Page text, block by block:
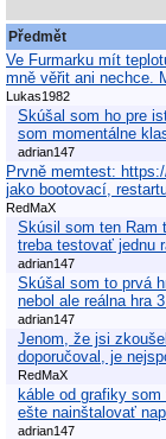
Předmět
Ve Furmarku mít
mně věřit ani nechce.
Lukas1982
Skúšal som ho pre
som momentálne
adrian147
Prvně memtest:
jako bootovací,
RedMaX
Skúsil som ten Ram
treba testovať jednu
adrian147
Skúšal som to prvá
nebol ale reálna hra
adrian147
Jenom, že jsi
doporučoval, je
RedMaX
káble od grafiky
ešte nainštalovať
adrian147